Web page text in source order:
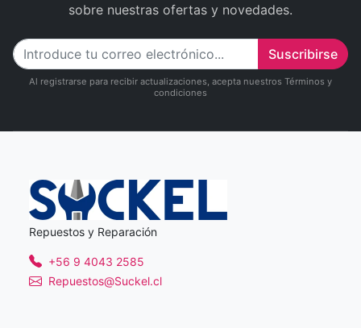
sobre nuestras ofertas y novedades.
Suscribirse
Al registrarse para recibir actualizaciones, acepta nuestros Términos y
condiciones
Repuestos y Reparación
+56 9 4043 2585
Repuestos@Suckel.cl